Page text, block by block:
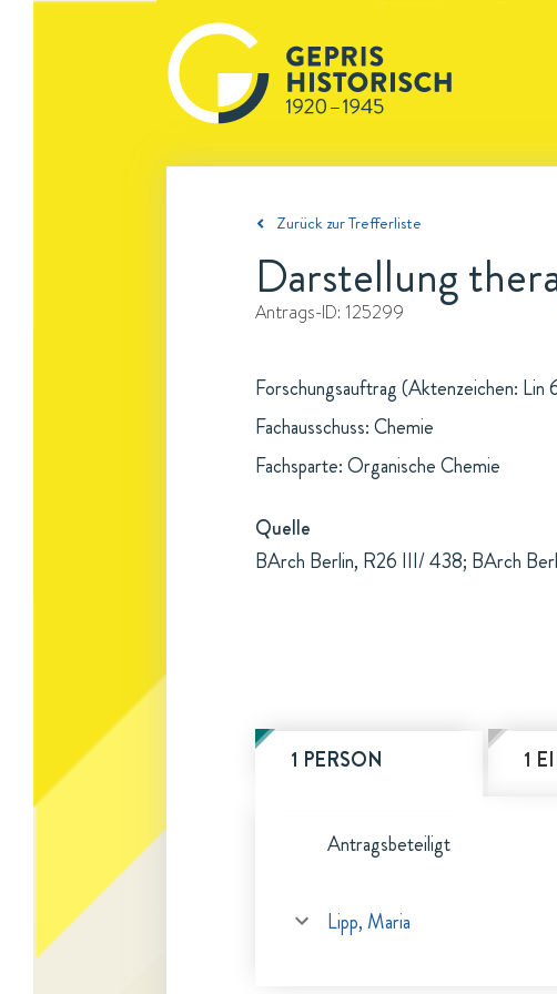
Zurück zur Trefferliste
Darstellung
Antrags-ID: 125299
Forschungsauftrag (Aktenzeichen:
Fachausschuss: Chemie
Fachsparte: Organische Chemie
Quelle
BArch Berlin, R26 III/ 438; BArch
1 PERSON 1
Antragsbeteiligt
Lipp, Maria